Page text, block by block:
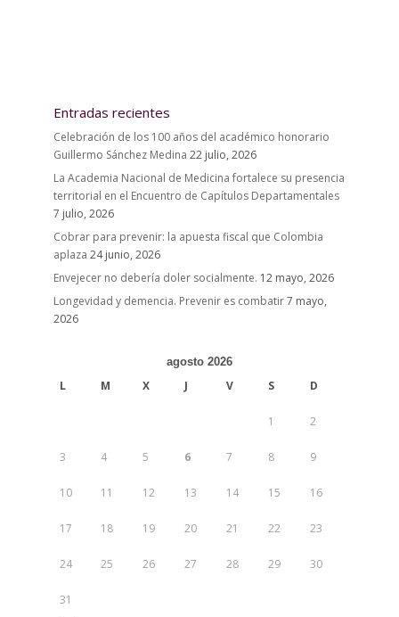
Entradas recientes
Celebración de los 100 años del académico honorario
Guillermo Sánchez Medina 22 julio, 2026
La Academia Nacional de Medicina fortalece su presencia
territorial en el Encuentro de Capítulos Departamentales
7 julio, 2026
Cobrar para prevenir: la apuesta fiscal que Colombia
aplaza 24 junio, 2026
Envejecer no debería doler socialmente. 12 mayo, 2026
Longevidad y demencia. Prevenir es combatir7 mayo,
2026
agosto 2026
L M X J V S D
1 2
3 4 5 6 7 8 9
10 11 12 13 14 15 16
17 18 19 20 21 22 23
24 25 26 27 28 29 30
31